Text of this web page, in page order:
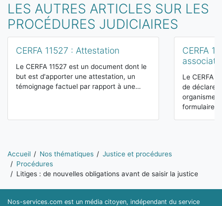
LES AUTRES ARTICLES SUR LES
PROCÉDURES JUDICIAIRES
CERFA 11527 : Attestation
Le CERFA 11527 est un document dont le
but est d'apporter une attestation, un
témoignage factuel par rapport à une…
CERFA
Le CERFA
de déclarer
organismes
formulaire…
Vous êtes ici:
Accueil Nos thématiques
Justice et procédures
Procédures
Litiges : de nouvelles obligations avant de saisir la justice
Nos-services.com est un média citoyen, indépendant du service